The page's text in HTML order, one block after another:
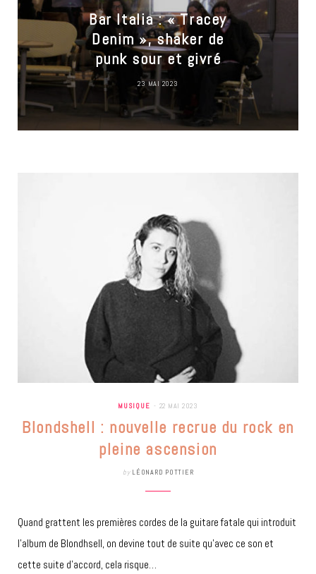
Bar Italia : « Tracey
Denim », shaker de
punk sour et givré
23 MAI 2023
MUSIQUE 22 MAI 2023
Blondshell : nouvelle recrue du rock en
pleine ascension
by LÉONARD POTTIER
Quand grattent les premières cordes de la guitare fatale qui introduit
l’album de Blondhsell, on devine tout de suite qu’avec ce son et
cette suite d’accord, cela risque…